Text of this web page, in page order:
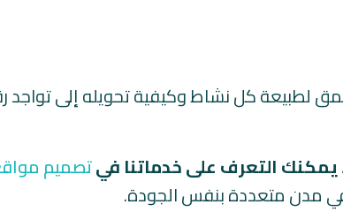
لطبيعة كل نشاط وكيفية تحويله إلى
يمكنك التعرف على خدماتنا فيتصميم
مدن متعددة بنفس الجودة.